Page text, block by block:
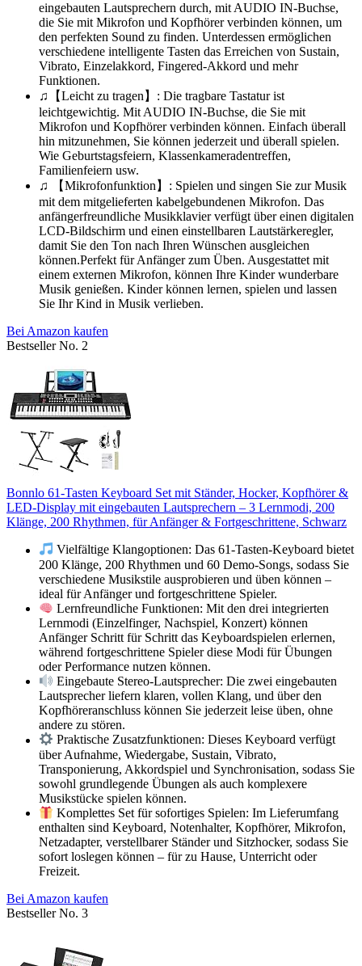
eingebauten Lautsprechern durch, mit AUDIO IN-Buchse,
die Sie mit Mikrofon und Kopfhörer verbinden können, um
den perfekten Sound zu finden. Unterdessen ermöglichen
verschiedene intelligente Tasten das Erreichen von Sustain,
Vibrato, Einzelakkord, Fingered-Akkord und mehr
Funktionen.
♫【Leicht zu tragen】: Die tragbare Tastatur ist
leichtgewichtig. Mit AUDIO IN-Buchse, die Sie mit
Mikrofon und Kopfhörer verbinden können. Einfach überall
hin mitzunehmen, Sie können jederzeit und überall spielen.
Wie Geburtstagsfeiern, Klassenkameradentreffen,
Familienfeiern usw.
♫ 【Mikrofonfunktion】: Spielen und singen Sie zur Musik
mit dem mitgelieferten kabelgebundenen Mikrofon. Das
anfängerfreundliche Musikklavier verfügt über einen digitalen
LCD-Bildschirm und einen einstellbaren Lautstärkeregler,
damit Sie den Ton nach Ihren Wünschen ausgleichen
können.Perfekt für Anfänger zum Üben. Ausgestattet mit
einem externen Mikrofon, können Ihre Kinder wunderbare
Musik genießen. Kinder können lernen, spielen und lassen
Sie Ihr Kind in Musik verlieben.
Bei Amazon kaufen
Bestseller No. 2
Bonnlo 61-Tasten Keyboard Set mit Ständer, Hocker, Kopfhörer &
LED-Display mit eingebauten Lautsprechern – 3 Lernmodi, 200
Klänge, 200 Rhythmen, für Anfänger & Fortgeschrittene, Schwarz
Vielfältige Klangoptionen: Das 61-Tasten-Keyboard bietet
200 Klänge, 200 Rhythmen und 60 Demo-Songs, sodass Sie
verschiedene Musikstile ausprobieren und üben können –
ideal für Anfänger und fortgeschrittene Spieler.
Lernfreundliche Funktionen: Mit den drei integrierten
Lernmodi (Einzelfinger, Nachspiel, Konzert) können
Anfänger Schritt für Schritt das Keyboardspielen erlernen,
während fortgeschrittene Spieler diese Modi für Übungen
oder Performance nutzen können.
Eingebaute Stereo-Lautsprecher: Die zwei eingebauten
Lautsprecher liefern klaren, vollen Klang, und über den
Kopfhöreranschluss können Sie jederzeit leise üben, ohne
andere zu stören.
Praktische Zusatzfunktionen: Dieses Keyboard verfügt
über Aufnahme, Wiedergabe, Sustain, Vibrato,
Transponierung, Akkordspiel und Synchronisation, sodass Sie
sowohl grundlegende Übungen als auch komplexere
Musikstücke spielen können.
Komplettes Set für sofortiges Spielen: Im Lieferumfang
enthalten sind Keyboard, Notenhalter, Kopfhörer, Mikrofon,
Netzadapter, verstellbarer Ständer und Sitzhocker, sodass Sie
sofort loslegen können – für zu Hause, Unterricht oder
Freizeit.
Bei Amazon kaufen
Bestseller No. 3